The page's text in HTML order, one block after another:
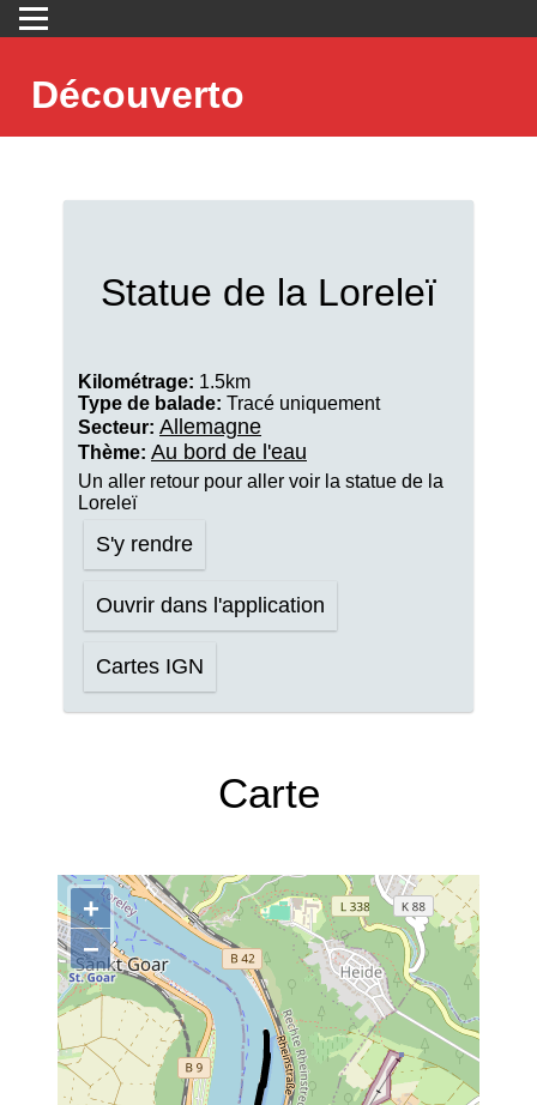
Découverto
Statue de la Loreleï
Kilométrage: 1.5km
Type de balade: Tracé uniquement
Secteur: Allemagne
Thème: Au bord de l'eau
Un aller retour pour aller voir la statue de la
Loreleï
S'y rendre
Ouvrir dans l'application
Cartes IGN
Carte
+
−